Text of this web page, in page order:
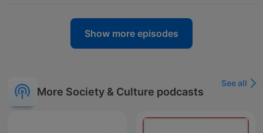
Show more episodes
More Society & Culture podcasts
See all